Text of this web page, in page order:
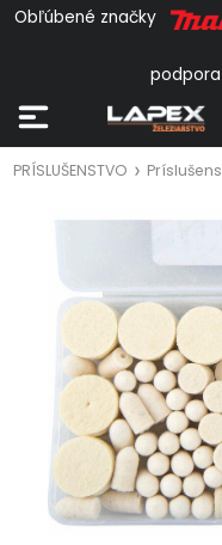
Obľúbené značky
podpora
PRÍSLUŠENSTVO